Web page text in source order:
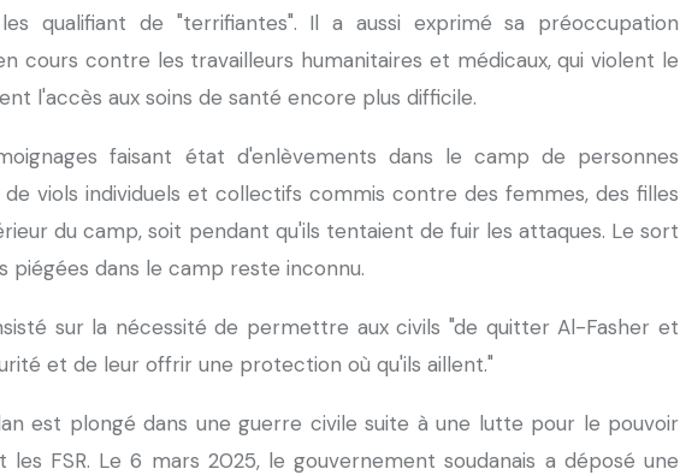
qualifiant de "terrifiantes". Il a aussi exprimé sa préoccupation
cours contre les travailleurs humanitaires et médicaux, qui violent le
l'accès aux soins de santé encore plus difficile.
faisant état d'enlèvements dans le camp de personnes
viols individuels et collectifs commis contre des femmes, des filles
du camp, soit pendant qu'ils tentaient de fuir les attaques. Le sort
piégées dans le camp reste inconnu.
sur la nécessité de permettre aux civils "de quitter Al-Fasher et
et de leur offrir une protection où qu'ils aillent."
est plongé dans une guerre civile suite à une lutte pour le pouvoir
FSR. Le 6 mars 2025, le gouvernement soudanais a déposé une